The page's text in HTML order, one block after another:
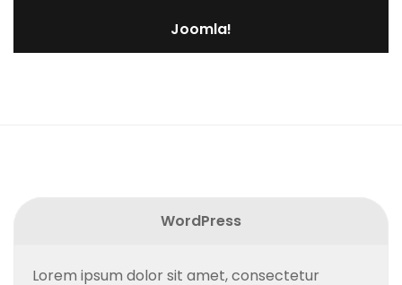
Joomla!
WordPress
Lorem ipsum dolor sit amet, consectetur